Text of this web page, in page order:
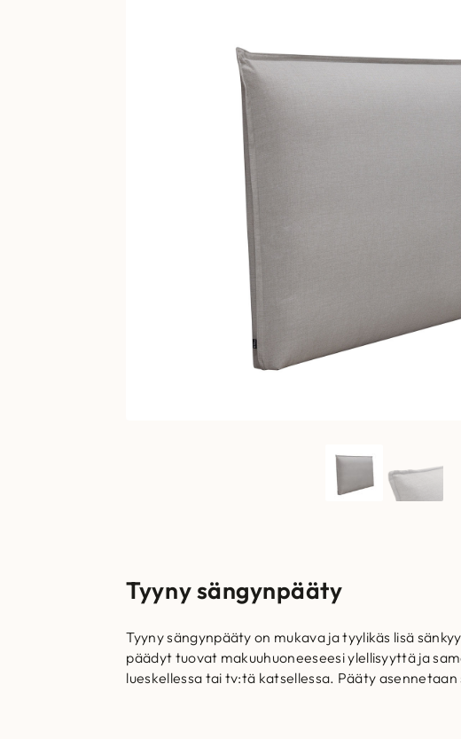
Tyyny sängynpääty
Tyyny sängynpääty on mukava ja tyylikäs lisä
päädyt tuovat makuuhuoneeseesi ylellisyyttä ja
lueskellessa tai tv:tä katsellessa. Pääty asennetaan